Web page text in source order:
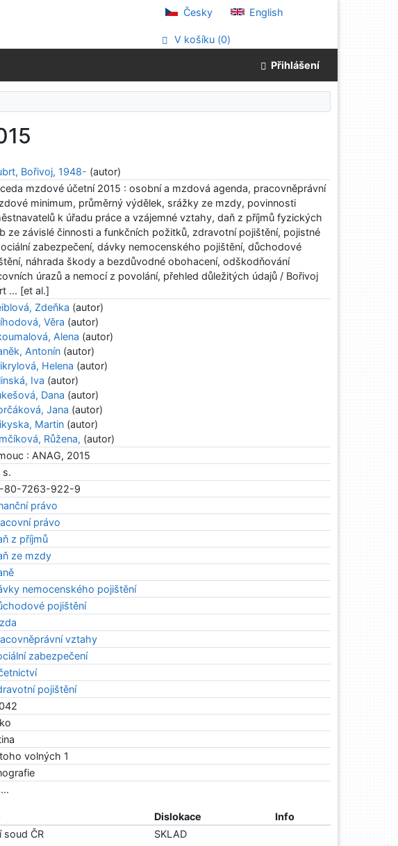
Česky English
V košíku (0)
Přihlášení
Bořivoj, 1948- (autor)
mzdové účetní 2015 : osobní a mzdová agenda, pracovněprávní
minimum, průměrný výdělek, srážky ze mzdy, povinnosti
k úřadu práce a vzájemné vztahy, daň z příjmů fyzických
ze závislé činnosti a funkčních požitků, zdravotní pojištění, pojistné
zabezpečení, dávky nemocenského pojištění, důchodové
náhrada škody a bezdůvodné obohacení, odškodňování
úrazů a nemocí z povolání, přehled důležitých údajů / Bořivoj
... [et al.]
Zdeňka (autor)
Věra (autor)
Alena (autor)
Antonín (autor)
Helena (autor)
Iva (autor)
Dana (autor)
Jana (autor)
Martin (autor)
Růžena, (autor)
: ANAG, 2015
s.
80-7263-922-9
právo
právo
z příjmů
ze mzdy
nemocenského pojištění
pojištění
vztahy
zabezpečení
pojištění
volných 1
Dislokace
Info
soud ČR SKLAD